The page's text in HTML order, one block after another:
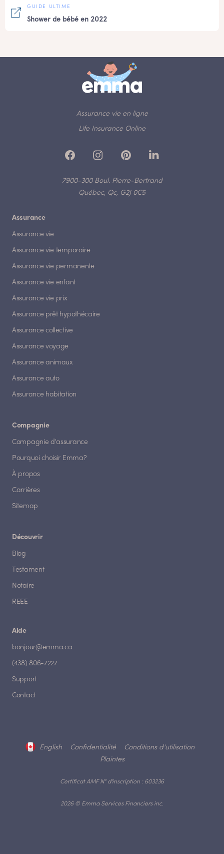
GUIDE ULTIME
Shower de bébé en 2022
Assurance vie en ligne
Life Insurance Online
7900-300 Boul. Pierre-Bertrand
Québec, Qc, G2J 0C5
Assurance
Assurance vie
Assurance vie temporaire
Assurance vie permanente
Assurance vie enfant
Assurance vie prix
Assurance prêt hypothécaire
Assurance collective
Assurance voyage
Assurance animaux
Assurance auto
Assurance habitation
Compagnie
Compagnie d'assurance
Pourquoi choisir Emma?
À propos
Carrières
Sitemap
Découvrir
Blog
Testament
Notaire
REEE
Aide
bonjour@emma.ca
(438) 806-7227
Support
Contact
2026 © Emma Services Financiers inc.
Certificat AMF N° d'inscription : 603236
English Confidentialité
Conditions d'utilisation
Plaintes